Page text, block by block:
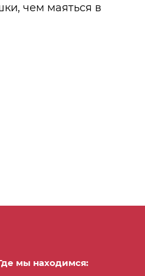
чем маяться в
мы находимся: